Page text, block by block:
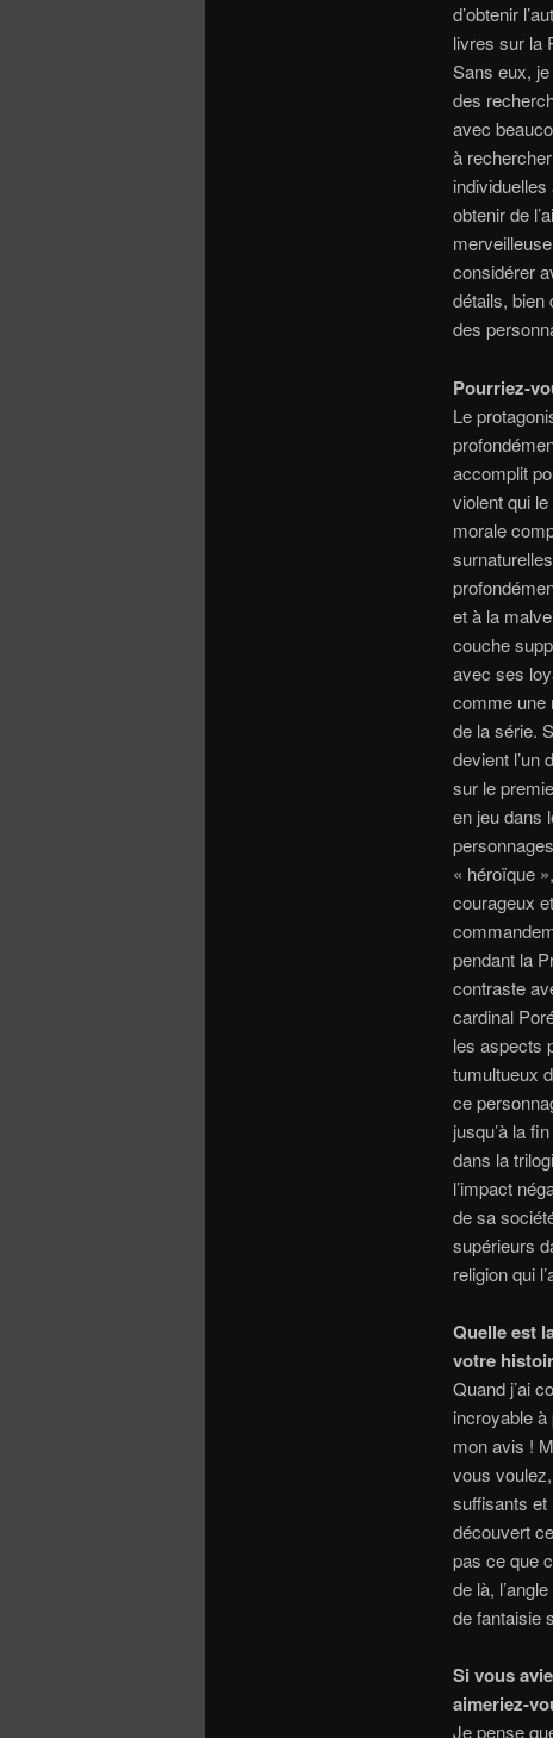
d’obtenir
livres sur la
Sans eux,
des
avec
à
individuelles
obtenir de
considérer
détails, bien
des
Pourriez-
Le
accomplit
violent qui
morale
et à la
couche
avec ses
comme une
de la série.
devient l’un
sur le
en jeu dans
« héroïque
courageux
pendant la
contraste
cardinal
les aspects
tumultueux
ce
jusqu’à la
dans la
l’impact
de sa
supérieurs
religion qui
Quelle est
votre
Quand j’ai
incroyable à
mon avis !
vous
suffisants et
découvert
pas ce que
de là,
de fantaisie
Si vous
aimeriez-
Je pense